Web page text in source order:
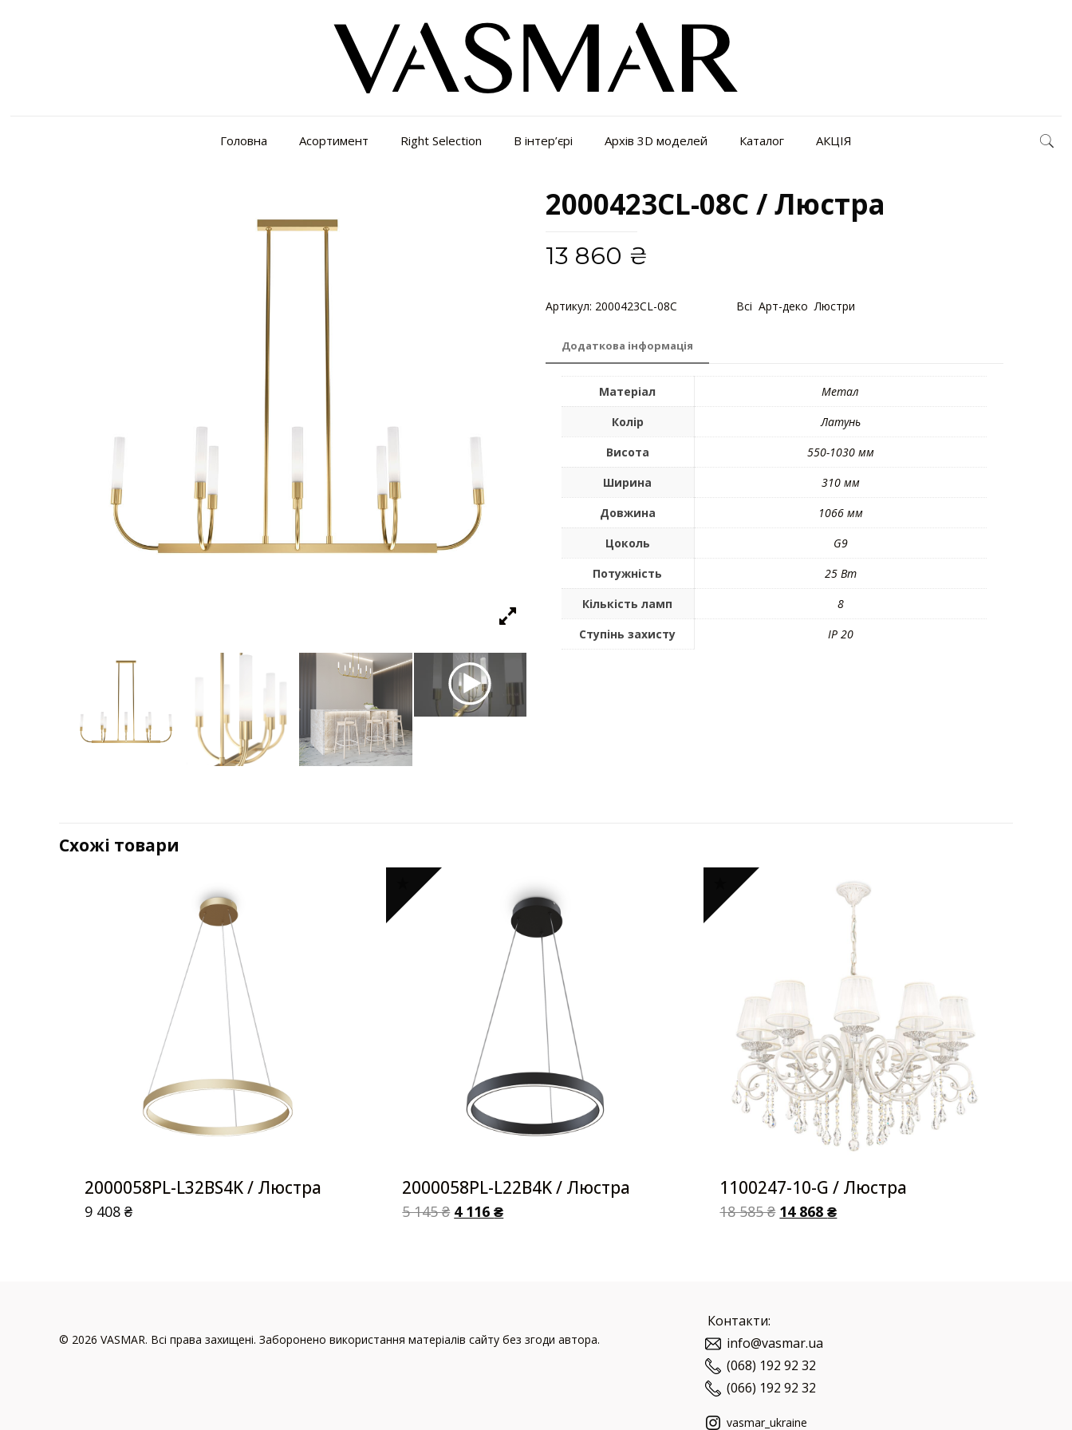
Головна Асортимент Right Selection В інтер’єрі Архів 3D моделей Каталог АКЦІЯ
2000423CL-08C / Люстра
13 860 ₴
Артикул: 2000423CL-08C Bсі Арт-деко ,Люстри
Додаткова інформація
Матеріал
Метал
Колір
Латунь
Висота
550-1030 мм
Ширина
310 мм
Довжина
1066 мм
Цоколь
G9
Потужність
25 Вт
Кількість ламп
8
Ступінь захисту
IP 20
Схожі товари
2000058PL-L32BS4K / Люстра
9 408₴
2000058PL-L22B4K / Люстра
5 145₴ 4 116₴
1100247-10-G / Люстра
18 585₴ 14 868₴
© 2026 VASMAR. Всі права захищені. Заборонено використання матеріалів сайту без згоди автора.
Контакти:
info@vasmar.ua
(068) 192 92 32
(066) 192 92 32
vasmar_ukraine